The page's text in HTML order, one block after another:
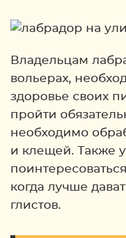
Владельцам
вольерах,
здоровье своих
пройти
необходимо
и клещей. Также
когда лучше
глистов.